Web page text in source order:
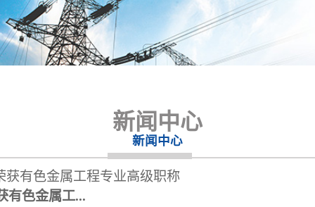
新闻中心
新闻中心
有色金属工...